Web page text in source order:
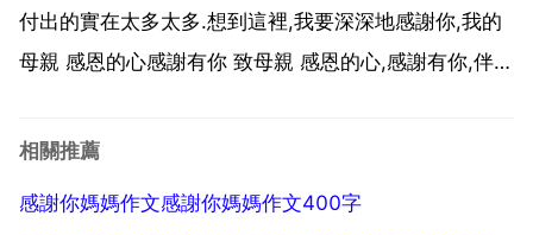
付出的實在太多太多.想到這裡,我要深深地感謝你,我的
母親 感恩的心感謝有你 致母親 感恩的心,感謝有你,伴我
母親.我來自偶然像一顆塵土 其實每個人都來自偶然.當
相關推薦
感謝你媽媽作文感謝你媽媽作文400字